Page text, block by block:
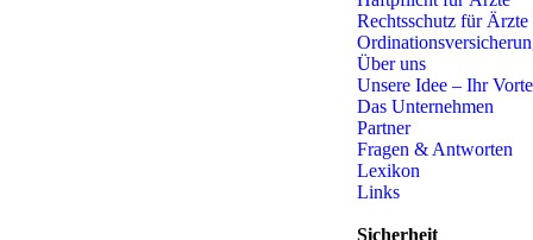
Rechtsschutz für Ärzte
Über uns
Unsere Idee – Ihr
Das Unternehmen
Partner
Fragen & Antworten
Lexikon
Links
Sicherheit